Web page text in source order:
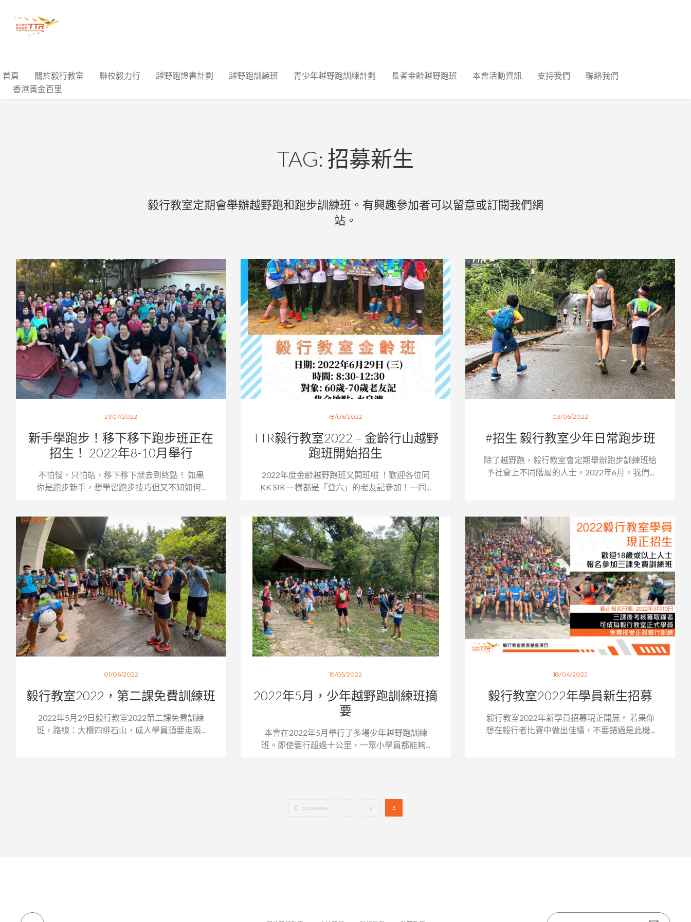
首頁 關於毅行教室 聯校毅力行 越野跑證書計劃 越野跑訓練班 青少年越野跑訓練計劃 長者金齡越野跑班 本會活動資訊 支持我們
聯絡我們
香港黃金百里
TAG: 招募新生
毅行教室定期會舉辦越野跑和跑步訓練班。有興趣參加者可以留意或訂閱我們網
站。
21/07/2022
新手學跑步！移下移下跑步班正在
招生！ 2022年8-10月舉行
不怕慢，只怕站，移下移下就去到終點！ 如果
你是跑步新手，想學習跑步技巧但又不知如何...
18/06/2022
TTR毅行教室2022 – 金齡行山越野
跑班開始招生
2022年度金齡越野跑班又開班啦 ！歡迎各位同
KK SIR 一樣都是「登六」的老友記參加！一同...
03/06/2022
#招生 毅行教室少年日常跑步班
除了越野跑，毅行教室會定期舉辦跑步訓練班給
予社會上不同階層的人士。2022年6月，我們...
01/06/2022
毅行教室2022，第二課免費訓練班
2022年5月29日毅行教室2022第二課免費訓練
班，路線：大欖四排石山，成人學員須要走兩...
19/05/2022
2022年5月，少年越野跑訓練班摘
要
本會在2022年5月舉行了多場少年越野跑訓練
班。即使要行超過十公里，一眾小學員都能夠...
18/04/2022
毅行教室2022年學員新生招募
毅行教室2022年新學員招募現正開展。 若果你
想在毅行者比賽中做出佳績，不要錯過是此機...
previous 1 2 3